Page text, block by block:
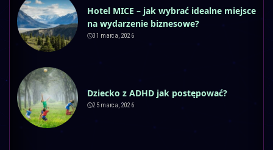
Hotel MICE – jak wybrać idealne miejsce
na wydarzenie biznesowe?
31 marca, 2026
Dziecko z ADHD jak postępować?
25 marca, 2026